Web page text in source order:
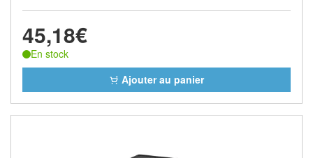
45,18€
En stock
Ajouter au panier